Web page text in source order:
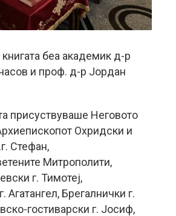
беа aкадемик д-р
и проф. д-р Јордан
присуствуваше Неговото
Охридски и
Стефан,
Митрополити,
г. Тимотеј,
Агатангел, Брегалнички г.
гостиварски г. Јосиф,